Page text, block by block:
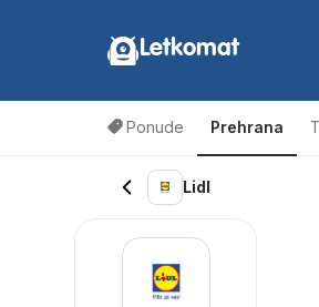
Letkomat
Ponude Prehrana
Lidl